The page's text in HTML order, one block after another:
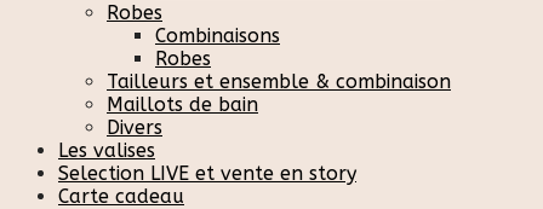
Robes
Combinaisons
Robes
Tailleurs et ensemble & combinaison
Maillots de bain
Divers
Les valises
Selection LIVE et vente en story
Carte cadeau